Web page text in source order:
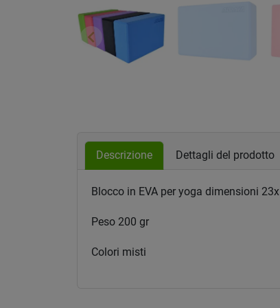
Precedente
keyboard_arrow_left
Descrizione Dettagli del prodotto
Blocco in EVA per yoga dimensioni
Peso 200 gr
Colori misti